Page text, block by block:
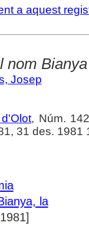
a aquest
nom Bianya
Josep
, Núm.
31 des. 1981
la